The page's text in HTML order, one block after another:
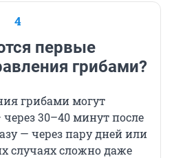
4
первые
грибами?
грибами могут
30–40 минут после
— через пару дней или
случаях сложно даже